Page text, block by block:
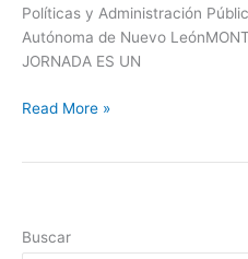
Políticas y Administración
Autónoma de Nuevo
JORNADA ES UN
Read More »
Buscar